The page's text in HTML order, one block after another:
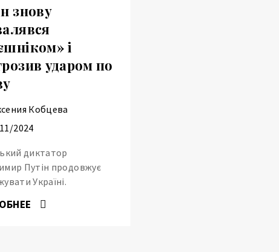
знову
і
ударом по
Кобцева
2024
диктатор
Путін продовжує
Україні.